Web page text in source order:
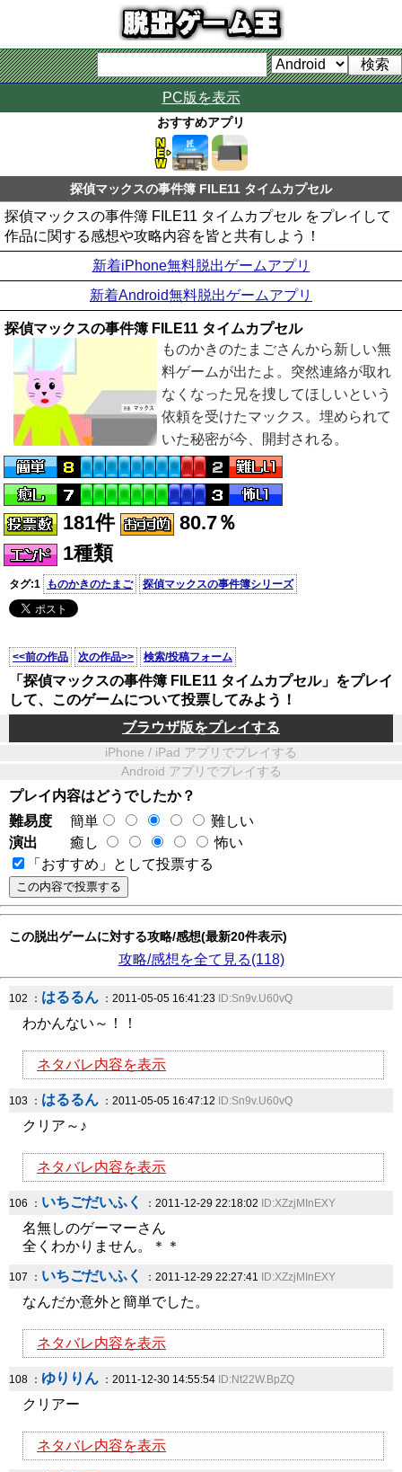
PC版を表示
おすすめアプリ
探偵マックスの事件簿 FILE11 タイムカプセル
探偵マックスの事件簿 FILE11 タイムカプセル をプレイして
作品に関する感想や攻略内容を皆と共有しよう！
新着iPhone無料脱出ゲームアプリ
新着Android無料脱出ゲームアプリ
探偵マックスの事件簿 FILE11 タイムカプセル
ものかきのたまごさんから新しい無
料ゲームが出たよ。突然連絡が取れ
なくなった兄を捜してほしいという
依頼を受けたマックス。埋められて
いた秘密が今、開封される。
181件
80.7％
1種類
タグ:1 ものかきのたまご 探偵マックスの事件簿シリーズ
<<前の作品 次の作品>> 検索/投稿フォーム
「探偵マックスの事件簿 FILE11 タイムカプセル」をプレイ
して、このゲームについて投票してみよう！
ブラウザ版をプレイする
iPhone / iPad アプリでプレイする
Android アプリでプレイする
プレイ内容はどうでしたか？
難易度
簡単
難しい
演出
癒し
怖い
「おすすめ」として投票する
この脱出ゲームに対する攻略/感想(最新20件表示)
攻略/感想を全て見る(118)
102 ： はるるん ：2011-05-05 16:41:23 ID:Sn9v.U60vQ
わかんない～！！
ネタバレ内容を表示
103 ： はるるん ：2011-05-05 16:47:12 ID:Sn9v.U60vQ
クリア～♪
ネタバレ内容を表示
106 ： いちごだいふく ：2011-12-29 22:18:02 ID:XZzjMInEXY
名無しのゲーマーさん
全くわかりません。＊＊
107 ： いちごだいふく ：2011-12-29 22:27:41 ID:XZzjMInEXY
なんだか意外と簡単でした。
ネタバレ内容を表示
108 ： ゆりりん ：2011-12-30 14:55:54 ID:Nt22W.BpZQ
クリアー
ネタバレ内容を表示